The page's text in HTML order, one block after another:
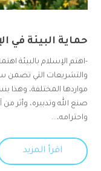
حماية البيئة في
-اهتم الإسلام بالبيئة
والتشريعات التي تضمن
مواردها المختلفة، وهذا
صنع الله وتدبيره، وأثر من
واحترامه،...
اقرأ المزيد